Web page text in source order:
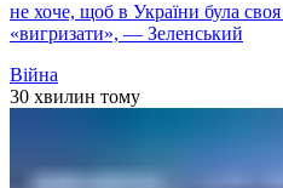
не хоче, щоб в України була своя
«вигризати», — Зеленський
Війна
30 хвилин тому